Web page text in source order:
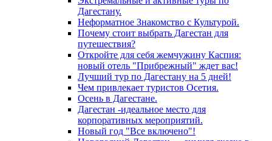
Дагестану.
Неформатное Знакомство с Культурой.
Почему стоит выбрать Дагестан для
путешествия?
Откройте для себя жемчужину Каспия:
новый отель "Прибрежный" ждет вас!
Лучший тур по Дагестану на 5 дней!
Чем привлекает туристов Осетия.
Осень в Дагестане.
Дагестан -идеальное место для
корпоративных мероприятий.
Новый год "Все включено"!